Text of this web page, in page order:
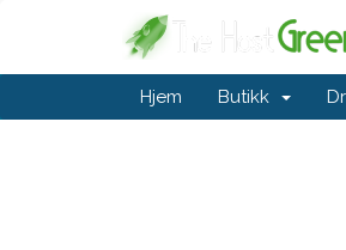
Hjem Butikk